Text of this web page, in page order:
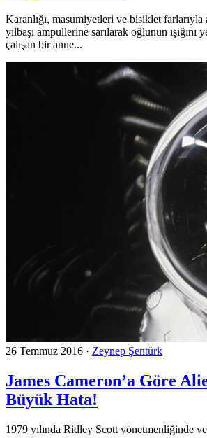
Karanlığı, masumiyetleri ve bisiklet farlarıyla
yılbaşı ampullerine sarılarak oğlunun ışığını
çalışan bir anne...
26 Temmuz 2016 · Zeynep Şentürk
James Cameron’a Göre
Büyük Hata!
1979 yılında Ridley Scott yönetmenliğinde